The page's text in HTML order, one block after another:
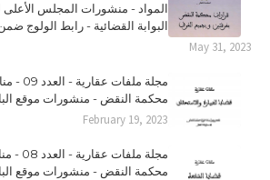
المواد - منشورات المجلس الأعلى
البوابة القضائية - رابط الولوج
May 31, 2023
مجلة
محكمة النقض - منشورات موقع
February 19, 2023
مجلة
محكمة النقض - منشورات موقع